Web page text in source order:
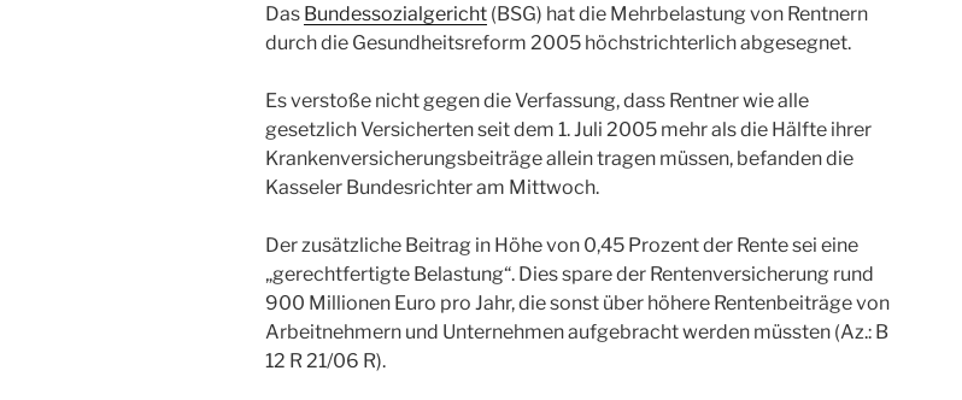
Das Bundessozialgericht (BSG) hat die Mehrbelastung von Rentnern
durch die Gesundheitsreform 2005 höchstrichterlich abgesegnet.
Es verstoße nicht gegen die Verfassung, dass Rentner wie alle
gesetzlich Versicherten seit dem 1. Juli 2005 mehr als die Hälfte ihrer
Krankenversicherungsbeiträge allein tragen müssen, befanden die
Kasseler Bundesrichter am Mittwoch.
Der zusätzliche Beitrag in Höhe von 0,45 Prozent der Rente sei eine
„gerechtfertigte Belastung“. Dies spare der Rentenversicherung rund
900 Millionen Euro pro Jahr, die sonst über höhere Rentenbeiträge von
Arbeitnehmern und Unternehmen aufgebracht werden müssten (Az.: B
12 R 21/06 R).